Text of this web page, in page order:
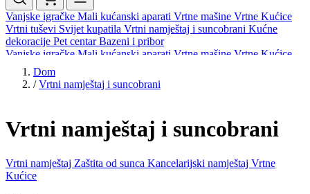
Vanjske igračke Mali kućanski aparati Vrtne mašine Vrtne Kućice
Vrtni tuševi Svijet kupatila Vrtni namještaj i suncobrani Kućne
dekoracije Pet centarBazeni i pribor
Vanjske igračke Mali kućanski aparati Vrtne mašine Vrtne Kućice
Vrtni tuševi
dekoracijePet centar Bazeni i pribor
Dom
/ Vrtni namještaj i suncobrani
Vrtni namještaj i suncobrani
Vrtni namještaj Zaštita od sunca Kancelarijski namještaj Vrtne
Kućice